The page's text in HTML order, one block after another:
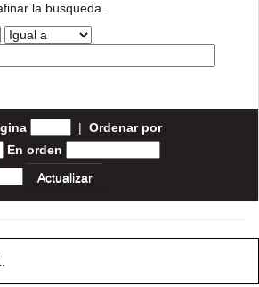
la busqueda.
| Ordenar por
En orden